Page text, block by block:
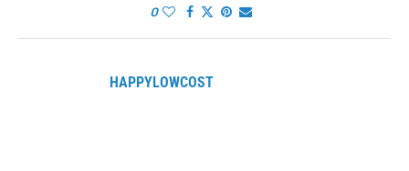
0
HAPPYLOWCOST